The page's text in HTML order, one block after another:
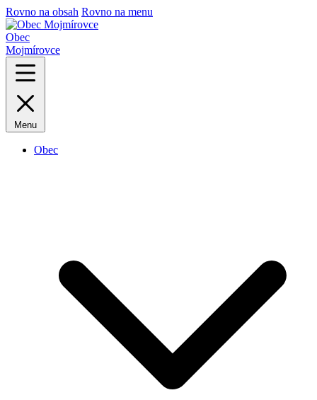
Rovno na obsah Rovno na menu
Obec
Mojmírovce
Menu
Obec